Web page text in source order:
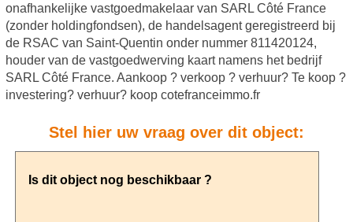
onafhankelijke vastgoedmakelaar van SARL Côté France
(zonder holdingfondsen), de handelsagent geregistreerd bij
de RSAC van Saint-Quentin onder nummer 811420124,
houder van de vastgoedwerving kaart namens het bedrijf
SARL Côté France. Aankoop ? verkoop ? verhuur? Te koop ?
investering? verhuur? koop cotefranceimmo.fr
Stel hier uw vraag over dit object: